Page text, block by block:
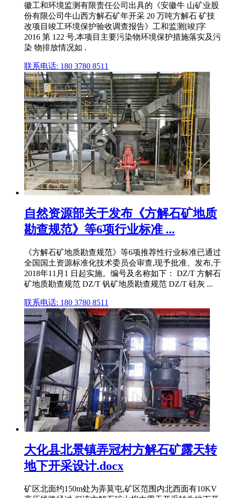
徽工和环境监测有限责任公司出具的《安徽牛 山矿业股
份有限公司牛山西方解石矿年开采 20 万吨方解石 矿技
改项目竣工环境保护验收调查报告》工和监测[竣]字
2016 第 122 号,本项目主要污染物环境保护措施落实及污
染 物排放情况如 .
联系电话: 180 3780 8511
自然资源部关于发布《方解石矿地质
勘查规范》等6项行业标准 ...
《方解石矿地质勘查规范》等6项推荐性行业标准已通过
全国国土资源标准化技术委员会审查,现予批准、发布,于
2018年11月1 日起实施。编号及名称如下： DZ/T 方解石
矿地质勘查规范 DZ/T 钒矿地质勘查规范 DZ/T 硅灰 ...
联系电话: 180 3780 8511
大化县北景镇弄冠村方解石矿露天转
地下开采设计.docx
矿区北面约150m处为弄莫屯,矿区范围内北西面有10KV